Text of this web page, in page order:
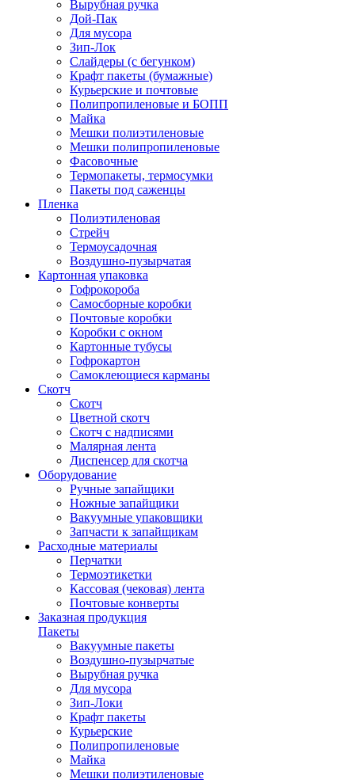
Вырубная ручка
Дой-Пак
Для мусора
Зип-Лок
Слайдеры (с бегунком)
Крафт пакеты (бумажные)
Курьерские и почтовые
Полипропиленовые и БОПП
Майка
Мешки полиэтиленовые
Мешки полипропиленовые
Фасовочные
Термопакеты, термосумки
Пакеты под саженцы
Пленка
Полиэтиленовая
Стрейч
Термоусадочная
Воздушно-пузырчатая
Картонная упаковка
Гофрокороба
Самосборные коробки
Почтовые коробки
Коробки с окном
Картонные тубусы
Гофрокартон
Самоклеющиеся карманы
Скотч
Скотч
Цветной скотч
Скотч с надписями
Малярная лента
Диспенсер для скотча
Оборудование
Ручные запайщики
Ножные запайщики
Вакуумные упаковщики
Запчасти к запайщикам
Расходные материалы
Перчатки
Термоэтикетки
Кассовая (чековая) лента
Почтовые конверты
Заказная продукция
Пакеты
Вакуумные пакеты
Воздушно-пузырчатые
Вырубная ручка
Для мусора
Зип-Локи
Крафт пакеты
Курьерские
Полипропиленовые
Майка
Мешки полиэтиленовые